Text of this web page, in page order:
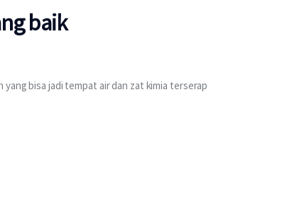
baik
bisa jadi tempat air dan zat kimia terserap